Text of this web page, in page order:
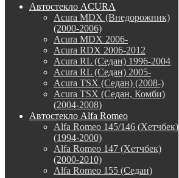
Автостекло ACURA
Acura MDX (Внедорожник)
(2000-2006)
Acura MDX 2006-
Acura RDX 2006-2012
Acura RL (Седан) 1996-2004
Acura RL (Седан) 2005-
Acura TSX (Седан) (2008-)
Acura TSX (Седан, Комби)
(2004-2008)
Автостекло Alfa Romeo
Alfa Romeo 145/146 (Хетчбек)
(1994-2000)
Alfa Romeo 147 (Хетчбек)
(2000-2010)
Alfa Romeo 155 (Седан)